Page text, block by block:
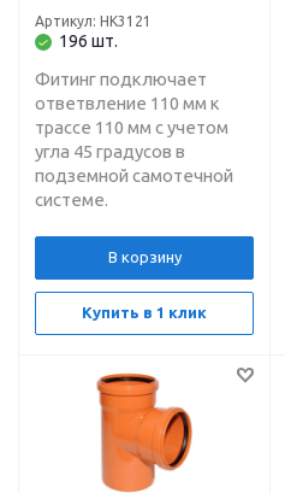
110/45 градусов рыжий
196 шт.
Артикул: НК3121
Фитинг подключает
ответвление 110 мм к
трассе 110 мм с учетом
угла 45 градусов в
подземной самотечной
системе.
В корзину
Купить в 1 клик